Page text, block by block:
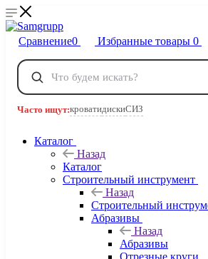
Сравнение0 Избранные товары 0
Телефоны
8 800 222-40-09
Часто ищут:кроватидискиСИЗ
Каталог
Назад
Каталог
Строительный инструмент
Назад
Строительный
Абразивы
Назад
Абразивы
Отрезные круги